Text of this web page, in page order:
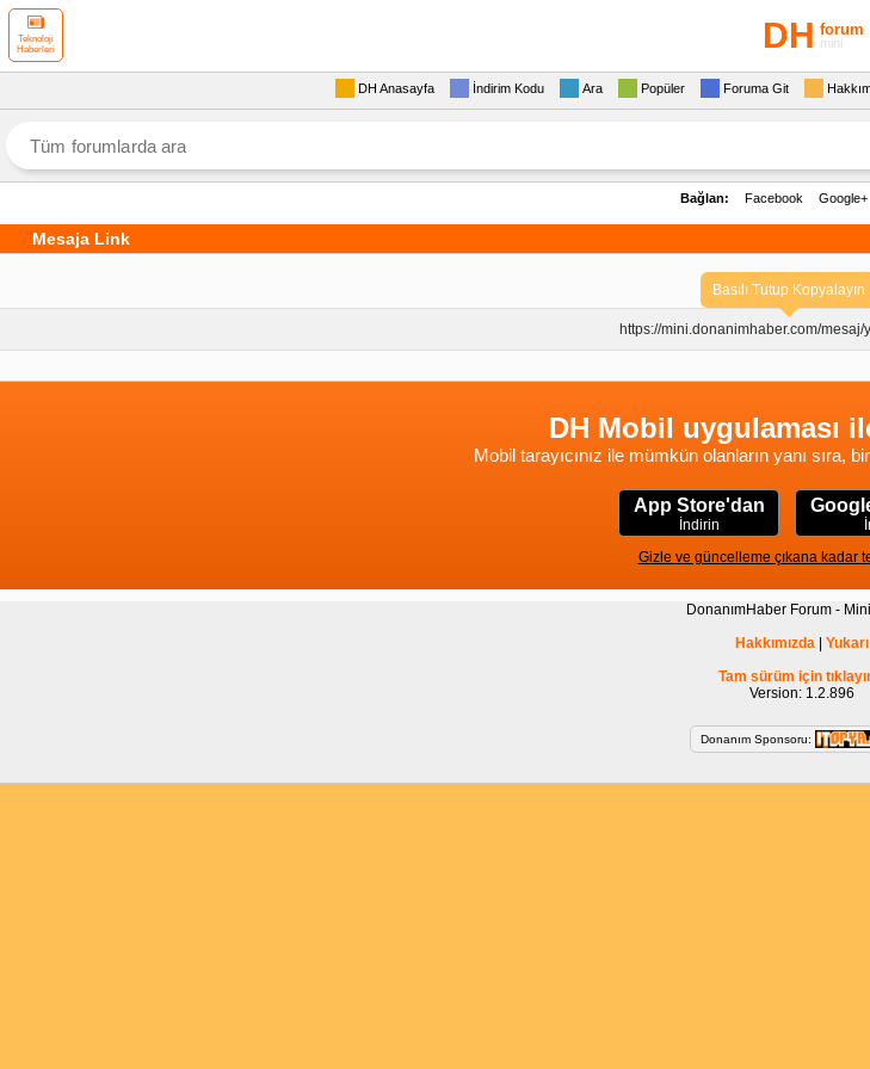
Teknoloji
Haberleri
DH forum
mini
DH Anasayfa İndirim Kodu Ara Popüler Foruma Git
Bağlan: Facebook Google+
Mesaja Link
Basılı Tutup Kopyalayın
https://mini.donanimhaber.com/mesaj/
DH Mobil uygulaması
Mobil tarayıcınız ile mümkün olanların yanı sıra,
App Store'dan
İndirin
Gizle ve güncelleme çıkana kadar
DonanımHaber Forum -
Hakkımızda
Yukarı
Tam sürüm için
Version: 1.2.896
Donanım Sponsoru: